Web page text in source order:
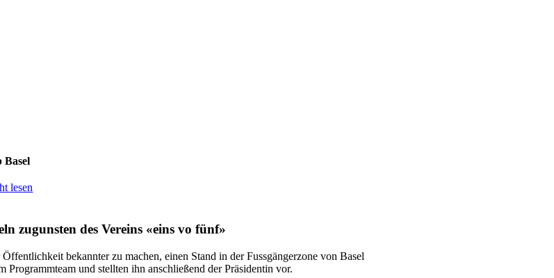
Basel
lesen
zugunsten des Vereins «eins vo fünf»
bekannter zu machen, einen Stand in der Fussgängerzone von Basel
und stellten ihn anschließend der Präsidentin vor.